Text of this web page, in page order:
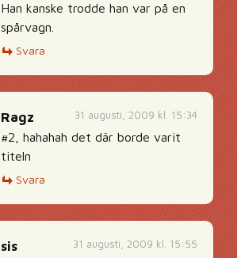
Han kanske trodde han var på en
spårvagn.
Svara
31 augusti, 2009 kl. 15:34
Ragz
#2, hahahah det där borde varit
titeln
Svara
31 augusti, 2009 kl. 15:55
sis